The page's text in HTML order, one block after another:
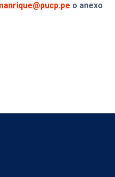
o anexo